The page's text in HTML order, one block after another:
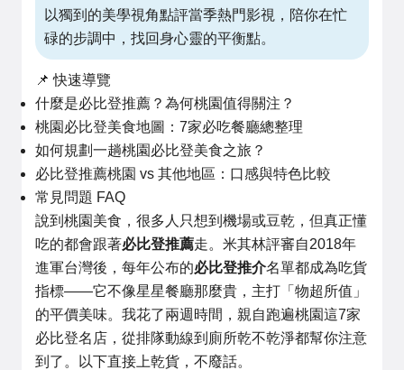
以獨到的美學視角點評當季熱門影視，陪你在忙
碌的步調中，找回身心靈的平衡點。
📌 快速導覽
什麼是必比登推薦？為何桃園值得關注？
桃園必比登美食地圖：7家必吃餐廳總整理
如何規劃一趟桃園必比登美食之旅？
必比登推薦桃園 vs 其他地區：口感與特色比較
常見問題 FAQ
說到桃園美食，很多人只想到機場或豆乾，但真正懂
吃的都會跟著必比登推薦走。米其林評審自2018年
進軍台灣後，每年公布的必比登推介名單都成為吃貨
指標——它不像星星餐廳那麼貴，主打「物超所值」
的平價美味。我花了兩週時間，親自跑遍桃園這7家
必比登名店，從排隊動線到廁所乾不乾淨都幫你注意
到了。以下直接上乾貨，不廢話。